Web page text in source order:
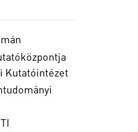
Kutatóintézet